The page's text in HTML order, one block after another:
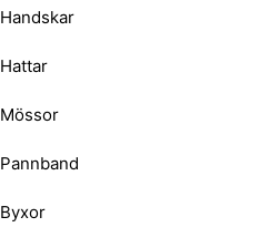
Handskar
Hattar
Mössor
Pannband
Byxor